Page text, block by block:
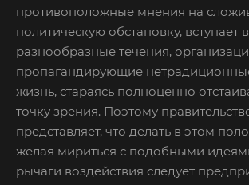
противоположные мнения на
политическую обстановку, вступает в
разнообразные течения,
пропагандирующие
жизнь, стараясь полноценно
точку зрения. Поэтому
представляет, что делать в этом
желая мириться с подобными
рычаги воздействия следует